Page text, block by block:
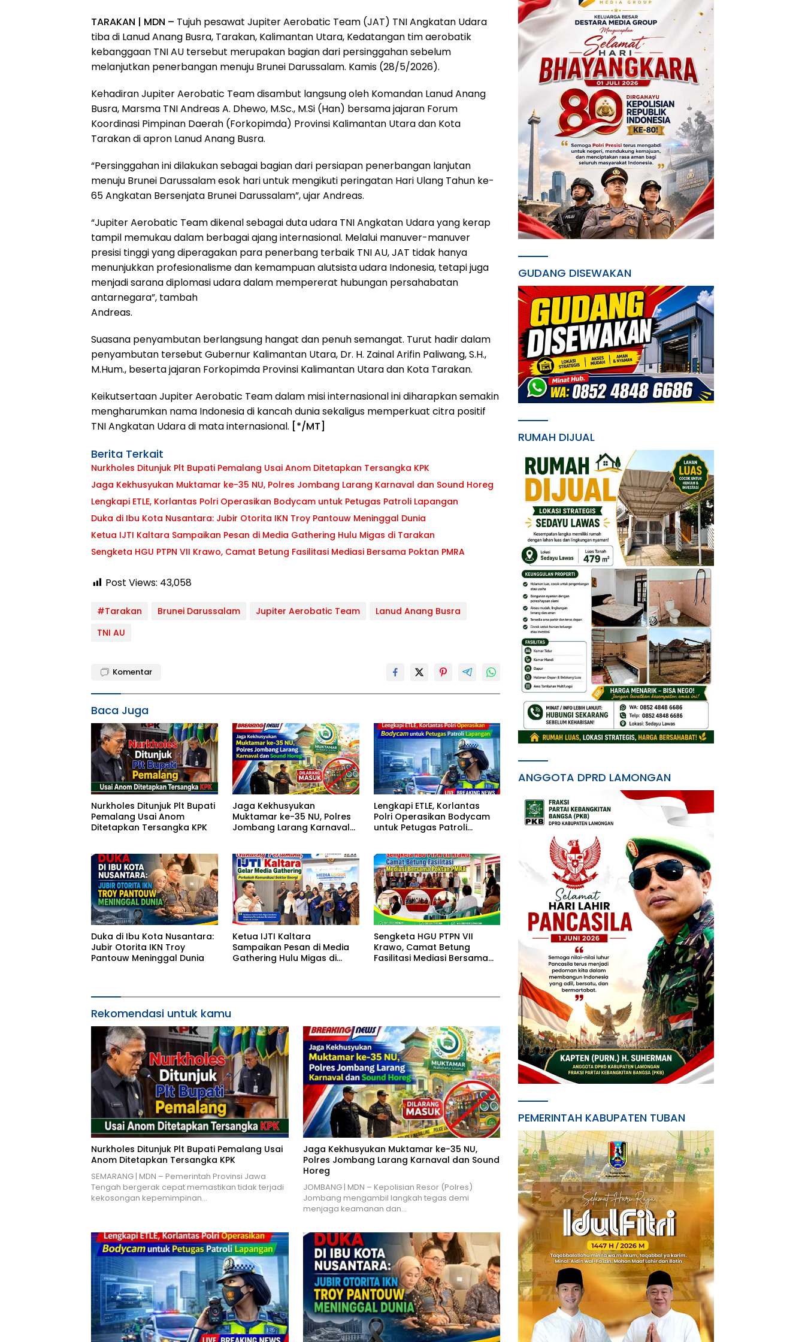
TARAKAN | MDN – Tujuh pesawat Jupiter Aerobatic Team (JAT) TNI Angkatan Udara
tiba di Lanud Anang Busra, Tarakan, Kalimantan Utara, Kedatangan tim aerobatik
kebanggaan TNI AU tersebut merupakan bagian dari persinggahan sebelum
melanjutkan penerbangan menuju Brunei Darussalam. Kamis (28/5/2026).
Kehadiran Jupiter Aerobatic Team disambut langsung oleh Komandan Lanud Anang
Busra, Marsma TNI Andreas A. Dhewo, M.Sc., M.Si (Han) bersama jajaran Forum
Koordinasi Pimpinan Daerah (Forkopimda) Provinsi Kalimantan Utara dan Kota
Tarakan di apron Lanud Anang Busra.
“Persinggahan ini dilakukan sebagai bagian dari persiapan penerbangan lanjutan
menuju Brunei Darussalam esok hari untuk mengikuti peringatan Hari Ulang Tahun ke-
65 Angkatan Bersenjata Brunei Darussalam”, ujar Andreas.
“Jupiter Aerobatic Team dikenal sebagai duta udara TNI Angkatan Udara yang kerap
tampil memukau dalam berbagai ajang internasional. Melalui manuver-manuver
presisi tinggi yang diperagakan para penerbang terbaik TNI AU, JAT tidak hanya
menunjukkan profesionalisme dan kemampuan alutsista udara Indonesia, tetapi juga
menjadi sarana diplomasi udara dalam mempererat hubungan persahabatan
antarnegara”, tambah
Andreas.
Suasana penyambutan berlangsung hangat dan penuh semangat. Turut hadir dalam
penyambutan tersebut Gubernur Kalimantan Utara, Dr. H. Zainal Arifin Paliwang, S.H.,
M.Hum., beserta jajaran Forkopimda Provinsi Kalimantan Utara dan Kota Tarakan.
Keikutsertaan Jupiter Aerobatic Team dalam misi internasional ini diharapkan semakin
mengharumkan nama Indonesia di kancah dunia sekaligus memperkuat citra positif
TNI Angkatan Udara di mata internasional. [*/MT]
Berita Terkait
Nurkholes Ditunjuk Plt Bupati Pemalang Usai Anom Ditetapkan Tersangka KPK
Jaga Kekhusyukan Muktamar ke-35 NU, Polres Jombang Larang Karnaval dan Sound Horeg
Lengkapi ETLE, Korlantas Polri Operasikan Bodycam untuk Petugas Patroli Lapangan
Duka di Ibu Kota Nusantara: Jubir Otorita IKN Troy Pantouw Meninggal Dunia
Ketua IJTI Kaltara Sampaikan Pesan di Media Gathering Hulu Migas di Tarakan
Sengketa HGU PTPN VII Krawo, Camat Betung Fasilitasi Mediasi Bersama Poktan PMRA
Post Views: 43,058
#Tarakan Brunei Darussalam Jupiter Aerobatic Team
Lanud Anang Busra
TNI AU
Komentar
Baca Juga
Nurkholes Ditunjuk Plt Bupati
Pemalang Usai Anom
Ditetapkan Tersangka KPK
Jaga Kekhusyukan
Muktamar ke-35 NU, Polres
Jombang Larang Karnaval
Lengkapi ETLE, Korlantas
Polri Operasikan Bodycam
untuk Petugas Patroli
Duka di Ibu Kota Nusantara:
Jubir Otorita IKN Troy
Pantouw Meninggal Dunia
Ketua IJTI Kaltara
Sampaikan Pesan di Media
Gathering Hulu Migas di
Sengketa HGU PTPN VII
Krawo, Camat Betung
Fasilitasi Mediasi Bersama
Rekomendasi untuk kamu
Nurkholes Ditunjuk Plt Bupati Pemalang Usai
Anom Ditetapkan Tersangka KPK
SEMARANG | MDN – Pemerintah Provinsi Jawa
Tengah bergerak cepat memastikan tidak terjadi
kekosongan kepemimpinan…
Jaga Kekhusyukan Muktamar ke-35 NU,
Polres Jombang Larang Karnaval dan Sound
Horeg
JOMBANG | MDN – Kepolisian Resor (Polres)
Jombang mengambil langkah tegas demi
menjaga keamanan dan…
GUDANG DISEWAKAN
RUMAH DIJUAL
ANGGOTA DPRD LAMONGAN
PEMERINTAH KABUPATEN TUBAN